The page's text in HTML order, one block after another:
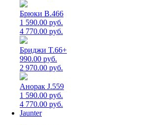
Брюки B.466
1 590.00 руб.
4 770.00 руб.
Бриджи T.66+
990.00 руб.
2 970.00 руб.
Анорак J.559
1 590.00 руб.
4 770.00 руб.
Jaunter